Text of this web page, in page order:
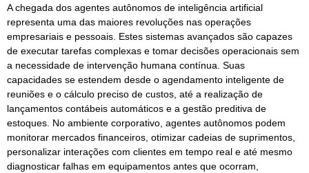
A chegada dos agentes autônomos de inteligência artificial
representa uma das maiores revoluções nas operações
empresariais e pessoais. Estes sistemas avançados são capazes
de executar tarefas complexas e tomar decisões operacionais sem
a necessidade de intervenção humana contínua. Suas
capacidades se estendem desde o agendamento inteligente de
reuniões e o cálculo preciso de custos, até a realização de
lançamentos contábeis automáticos e a gestão preditiva de
estoques. No ambiente corporativo, agentes autônomos podem
monitorar mercados financeiros, otimizar cadeias de suprimentos,
personalizar interações com clientes em tempo real e até mesmo
diagnosticar falhas em equipamentos antes que ocorram,